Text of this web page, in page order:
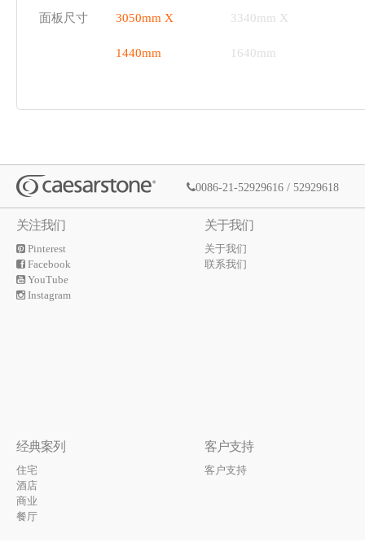
面板尺寸 3050mm X
1440mm
3340mm X
1640mm
0086-21-52929616 / 52929618
关注我们
Pinterest
Facebook
YouTube
Instagram
关于我们
关于我们
联系我们
经典案列
住宅
酒店
商业
餐厅
客户支持
客户支持